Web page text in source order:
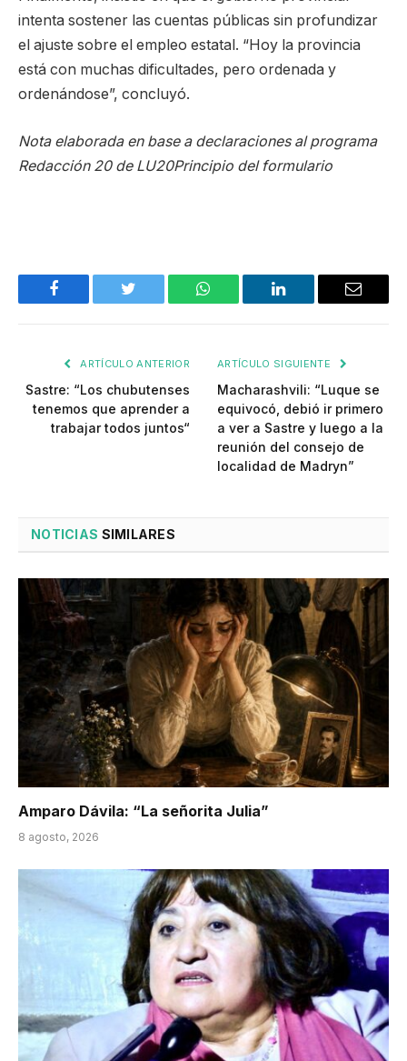
intenta sostener las cuentas públicas sin profundizar
el ajuste sobre el empleo estatal. “Hoy la provincia
está con muchas dificultades, pero ordenada y
ordenándose”, concluyó.
Nota elaborada en base a declaraciones al programa
Redacción 20 de LU20Principio del formulario
Facebook Twitter WhatsApp LinkedIn Email
ARTÍCULO ANTERIOR
Sastre: “Los chubutenses
tenemos que aprender a
trabajar todos juntos“
ARTÍCULO SIGUIENTE
Macharashvili: “Luque se
equivocó, debió ir primero
a ver a Sastre y luego a la
reunión del consejo de
localidad de Madryn”
NOTICIAS SIMILARES
Amparo Dávila: “La señorita Julia”
8 agosto, 2026